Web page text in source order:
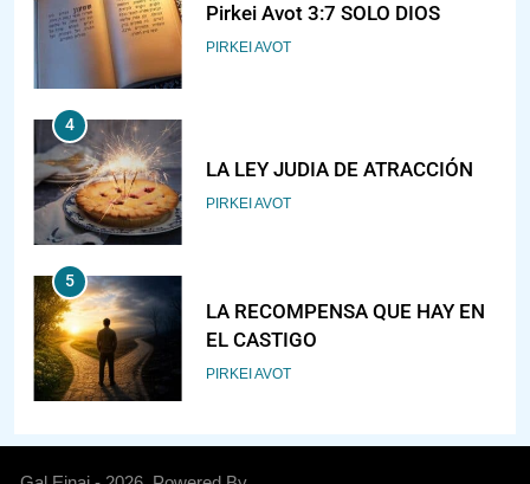
Pirkei Avot 3:7 SOLO DIOS
PIRKEI AVOT
4
LA LEY JUDIA DE ATRACCIÓN
PIRKEI AVOT
5
LA RECOMPENSA QUE HAY EN
EL CASTIGO
PIRKEI AVOT